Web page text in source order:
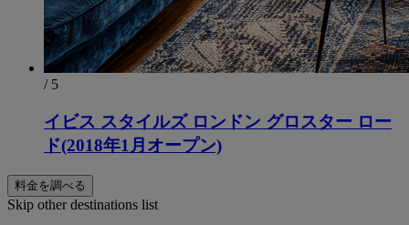
/ 5
イビス スタイルズ ロンドン グロスター ロー
ド(2018年1月オープン)
料金を調べる
Skip other destinations list